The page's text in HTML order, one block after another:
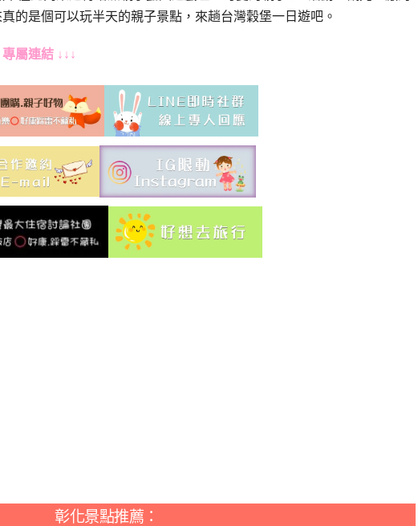
的是個可以玩半天的親子景點，來趟台灣穀堡一日遊吧。
專屬連結 ↓↓↓
彰化景點推薦：